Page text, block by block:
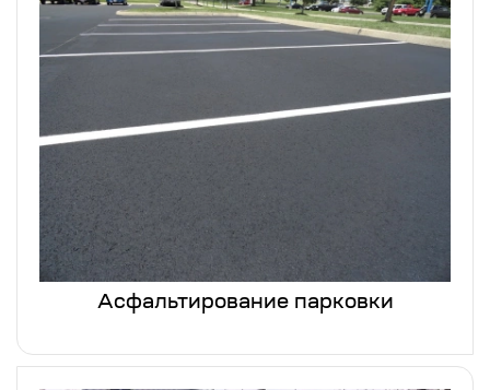
Асфальтирование парковки